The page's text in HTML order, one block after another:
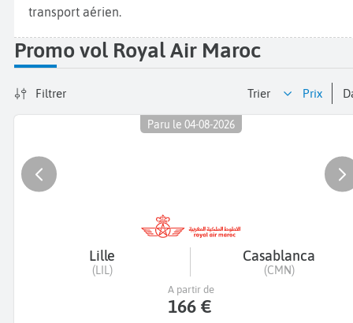
transport aérien.
Promo vol Royal Air Maroc
Filtrer Trier prix
Paru le 04-08-2026
Lille
(LIL)
Casablanca
(CMN)
A partir de
166 €